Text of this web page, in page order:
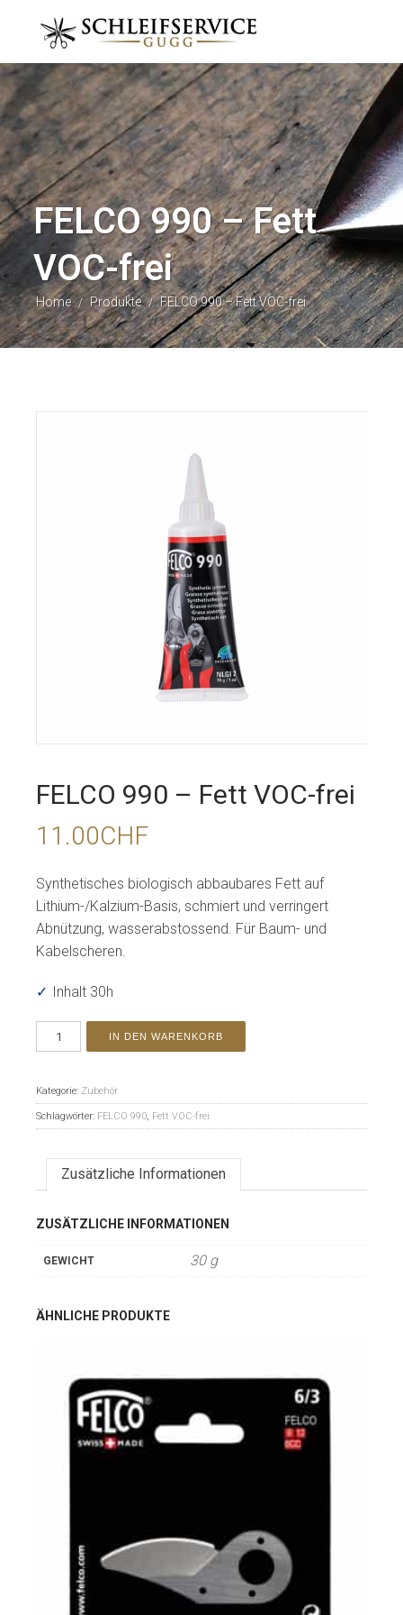
FELCO 990 – Fett
VOC-frei
Home / Produkte / FELCO 990 – Fett VOC-frei
FELCO 990 – Fett VOC-frei
11.00CHF
Synthetisches biologisch abbaubares Fett auf
Lithium-/Kalzium-Basis, schmiert und verringert
Abnützung, wasserabstossend. Für Baum- und
Kabelscheren.
✓ Inhalt 30h
IN DEN WARENKORB
Kategorie: Zubehör
Schlagwörter: FELCO 990, Fett VOC-frei
Zusätzliche Informationen
ZUSÄTZLICHE INFORMATIONEN
GEWICHT 30 g
ÄHNLICHE PRODUKTE